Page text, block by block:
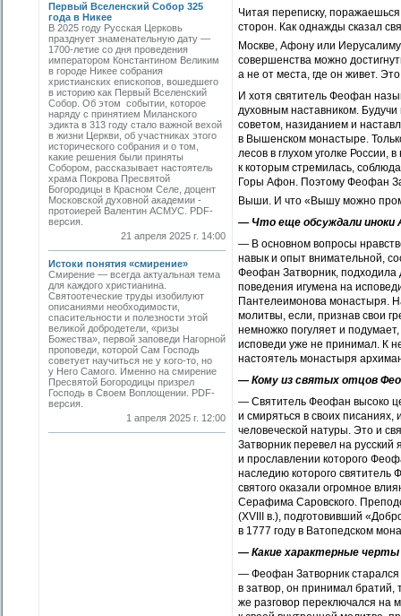
Первый Вселенский Собор 325
года в Никее
В 2025 году Русская Церковь
празднует знаменательную дату —
1700-летие со дня проведения
императором Константином Великим
в городе Никее собрания
христианских епископов, вошедшего
в историю как Первый Вселенский
Собор. Об этом событии, которое
наряду с принятием Миланского
эдикта в 313 году стало важной вехой
в жизни Церкви, об участниках этого
исторического собрания и о том,
какие решения были приняты
Собором, рассказывает настоятель
храма Покрова Пресвятой
Богородицы в Красном Селе, доцент
Московской духовной академии ­
протоиерей Валентин АСМУС. PDF-
версия.
21 апреля 2025 г. 14:00
Истоки понятия «смирение»
Смирение — всегда актуальная тема
для каждого христианина.
Святоотеческие труды изобилуют
описаниями необходимости,
спасительности и полезности этой
великой добродетели, «ризы
Божества», первой заповеди Нагорной
проповеди, которой Сам Господь
советует научиться не у кого-то, но
у Него Самого. Именно на смирение
Пресвятой Богородицы призрел
Господь в Своем Воплощении. PDF-
версия.
1 апреля 2025 г. 12:00
Читая переписку,
сторон. Как однажды сказал
Москве, Афону или
совершенства можно
а не от места, где он живет.
И хотя святитель Феофан
духовным наставником.
советом, назиданием и
в Вышенском монастыре.
лесов в глухом уголке
к которым стремилась,
Горы Афон. Поэтому Феофан
Выши. И что «Вышу можно
— Что еще обсуждали
— В основном вопросы
навык и опыт внимательной,
Феофан Затворник, подходила
поведения игумена на
Пантелеимонова монастыря.
молитвы, если, признав свои
немножко погуляет и
исповеди уже не принимал. К
настоятель монастыря
— Кому из святых отцов
— Святитель Феофан высоко
и смиряться в своих
человеческой натуры. Это и
Затворник перевел на
и прославлении которого
наследию которого святитель
святого оказали огромное
Серафима Саровского.
(XVIII в.), подготовивший
в 1777 году в Ватопедском
— Какие характерные черты
— Феофан Затворник старался
в затвор, он принимал братий,
же разговор переключался на